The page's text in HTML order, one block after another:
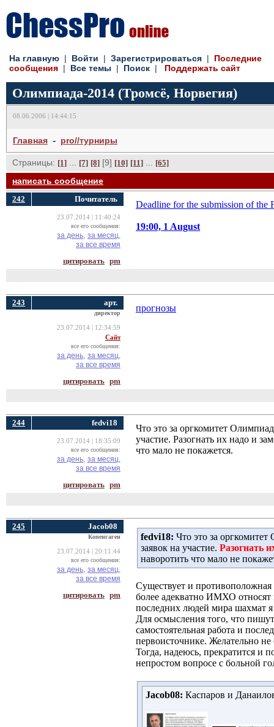
На главную | Войти | Зарегистрироваться | Последние
сообщения | Все темы | Поиск | Поддержать сайт
Олимпиада-2014 (Тромсё, Норвегия)
08.06.2006 | 14:44:15
Главная - pro//турниры
Страницы: [1] [7] [8] [9] [10] [11] [65]
написать сообщение
242 Почитатель
23.07.2014 | 11:40:24
все его сообщения:
за день, за месяц,
за все время
цитировать pm
Deadline for the submission of the
19:00, 1 August
243 арт.
директор
23.07.2014 | 12:34:59
Сайт
все его сообщения:
за день, за месяц,
за все время
цитировать pm
прогнозы
244 fedvi18
23.07.2014 | 18:35:09
все его сообщения:
за день, за месяц,
за все время
цитировать pm
Что это за оргкомитет
участие. Разогнать их надо и
что мало не покажется.
245 Jacob08
Копенгаген
23.07.2014 | 20:11:44
все его сообщения:
за день, за месяц,
за все время
цитировать pm
fedvi18: Что это за
заявок на участие. Разогнать
наворотить что мало не
Существует и противоположная
более адекватно ИМХО
последних людей мира шахмат
Для осмысления того, что
самостоятельная работа и
первоисточнике. Желательно
Тогда, надеюсь, прекратится и
непростом вопросе с больной
Jacob08: Каспаров и